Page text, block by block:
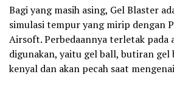
Bagi yang masih asing, Gel Blaster
simulasi tempur yang mirip dengan
Airsoft. Perbedaannya terletak pada
digunakan, yaitu gel ball, butiran gel
kenyal dan akan pecah saat